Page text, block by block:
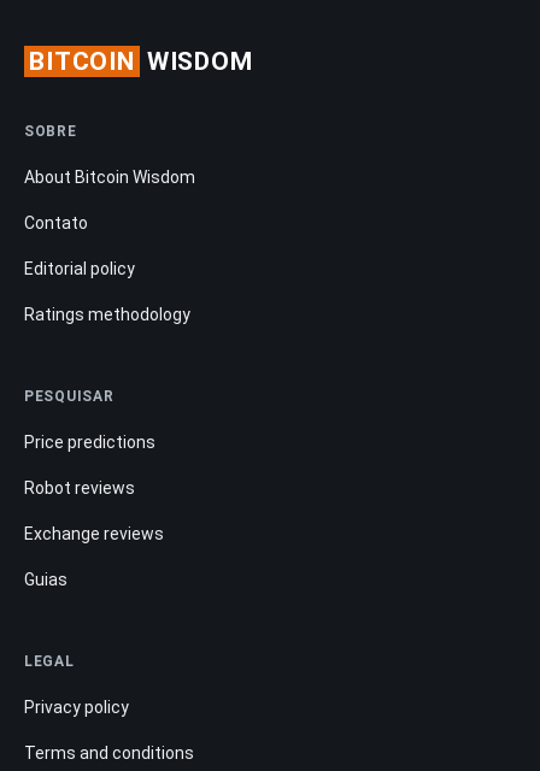
BITCOIN WISDOM
SOBRE
About Bitcoin Wisdom
Contato
Editorial policy
Ratings methodology
PESQUISAR
Price predictions
Robot reviews
Exchange reviews
Guias
LEGAL
Privacy policy
Terms and conditions